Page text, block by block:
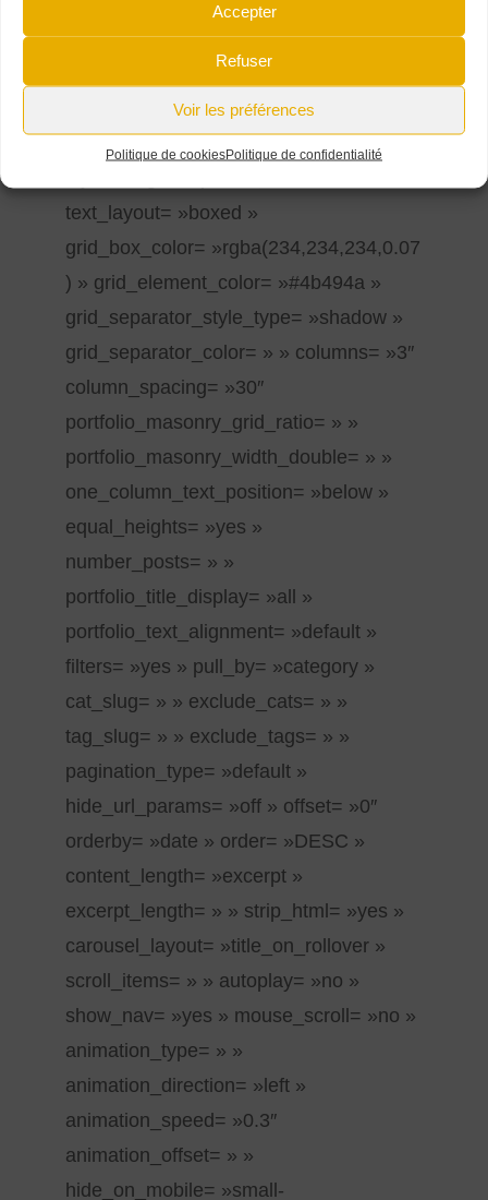
Accepter
Refuser
Voir les préférences
Politique de cookiesPolitique de confidentialité
filter_sepia_hover= »0″
filter_opacity_hover= »100″
filter_blur_hover= »0″ first= »true »
text_layout= »boxed »
grid_box_color= »rgba(234,234,234,0.07
) » grid_element_color= »#4b494a »
grid_separator_style_type= »shadow »
grid_separator_color= » » columns= »3″
column_spacing= »30″
portfolio_masonry_grid_ratio= » »
portfolio_masonry_width_double= » »
one_column_text_position= »below »
equal_heights= »yes »
number_posts= » »
portfolio_title_display= »all »
portfolio_text_alignment= »default »
filters= »yes » pull_by= »category »
cat_slug= » » exclude_cats= » »
tag_slug= » » exclude_tags= » »
pagination_type= »default »
hide_url_params= »off » offset= »0″
orderby= »date » order= »DESC »
content_length= »excerpt »
excerpt_length= » » strip_html= »yes »
carousel_layout= »title_on_rollover »
scroll_items= » » autoplay= »no »
show_nav= »yes » mouse_scroll= »no »
animation_type= » »
animation_direction= »left »
animation_speed= »0.3″
animation_offset= » »
hide_on_mobile= »small-